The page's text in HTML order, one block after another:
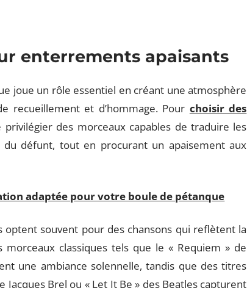
enterrements apaisants
joue un rôle essentiel en créant une atmosphère
recueillement et d’hommage. Pour choisir des
des morceaux capables de traduire les
défunt, tout en procurant un apaisement aux
adaptée pour votre boule de pétanque
souvent pour des chansons qui reflètent la
classiques tels que le « Requiem » de
une ambiance solennelle, tandis que des titres
Brel ou « Let It Be » des Beatles capturent